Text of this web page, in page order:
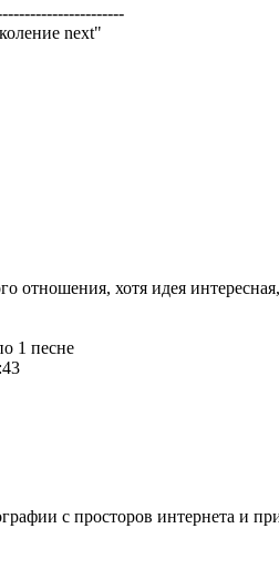
next"
отношения, хотя идея
1 песне
с просторов интернета и